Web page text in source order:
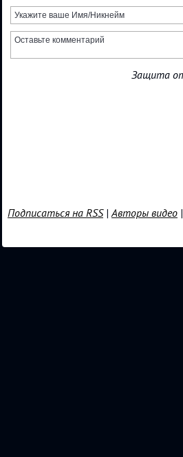
Защита
Подписаться на RSS|Авторы видео |